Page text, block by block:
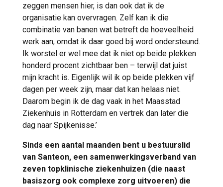
zeggen mensen hier, is dan ook dat ik de
organisatie kan overvragen. Zelf kan ik die
combinatie van banen wat betreft de hoeveelheid
werk aan, omdat ik daar goed bij word ondersteund.
Ik worstel er wel mee dat ik niet op beide plekken
honderd procent zichtbaar ben – terwijl dat juist
mijn kracht is. Eigenlijk wil ik op beide plekken vijf
dagen per week zijn, maar dat kan helaas niet.
Daarom begin ik de dag vaak in het Maasstad
Ziekenhuis in Rotterdam en vertrek dan later die
dag naar Spijkenisse.’
Sinds een aantal maanden bent u bestuurslid
van Santeon, een samenwerkingsverband van
zeven topklinische ziekenhuizen (die naast
basiszorg ook complexe zorg uitvoeren) die